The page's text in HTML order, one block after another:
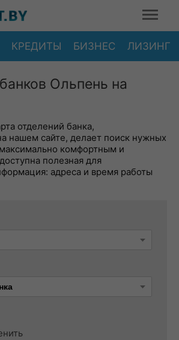
КРЕДИТЫ БИЗНЕС ЛИЗИНГ
Ольпень на
отделений банка,
нашем сайте, делает поиск нужных
комфортным и
полезная для
адреса и время работы